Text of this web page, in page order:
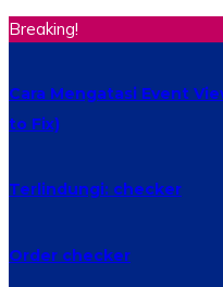
Breaking!
Cara Mengatasi Event
to Fix)
Terlindungi: checker
Order checker